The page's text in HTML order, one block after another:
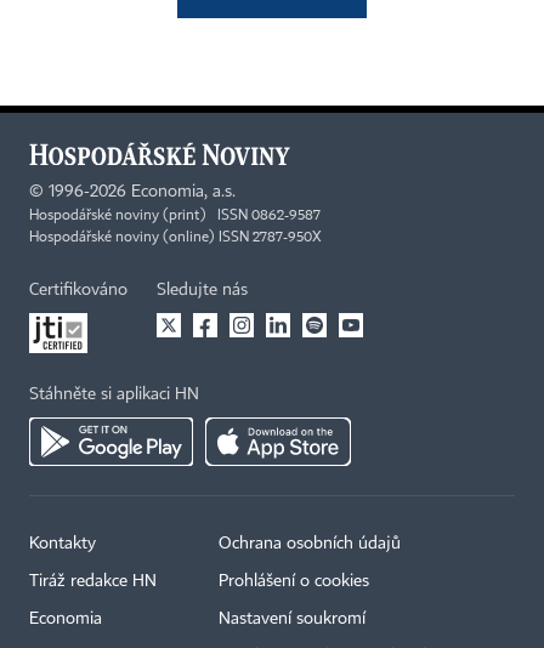
© 1996-2026 Economia, a.s.
Hospodářské noviny (print) ISSN 0862-9587
Hospodářské noviny (online) ISSN 2787-950X
Certifikováno Sledujte nás
Stáhněte si aplikaci HN
Kontakty
Tiráž redakce HN
Economia
Ochrana osobních údajů
Prohlášení o cookies
Nastavení soukromí